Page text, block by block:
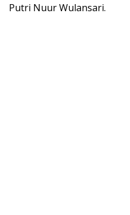
Putri Nuur Wulansari.